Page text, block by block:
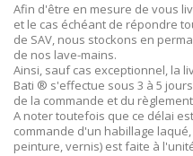
Afin d'être en mesure de vous
et le cas échéant de répondre
de SAV, nous stockons en
de nos lave-mains.
Ainsi, sauf cas exceptionnel, la
Bati ® s'effectue sous 3 à 5
de la commande et du
A noter toutefois que ce délai
commande d'un habillage
peinture, vernis) est faite à